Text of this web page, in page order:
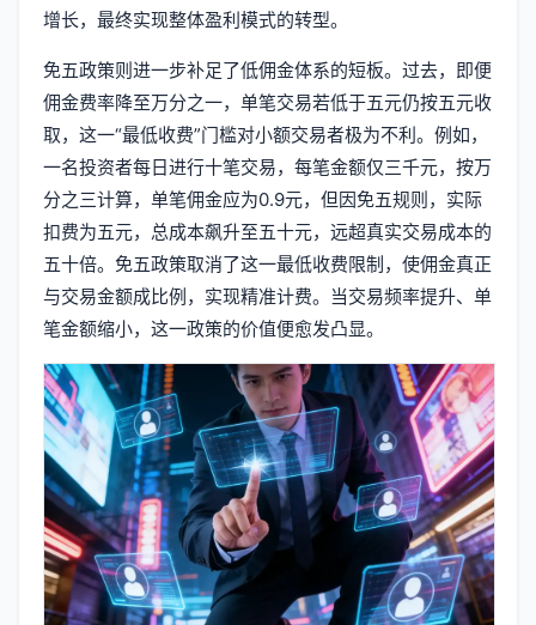
增长，最终实现整体盈利模式的转型。
免五政策则进一步补足了低佣金体系的短板。过去，即便
佣金费率降至万分之一，单笔交易若低于五元仍按五元收
取，这一“最低收费”门槛对小额交易者极为不利。例如，
一名投资者每日进行十笔交易，每笔金额仅三千元，按万
分之三计算，单笔佣金应为0.9元，但因免五规则，实际
扣费为五元，总成本飙升至五十元，远超真实交易成本的
五十倍。免五政策取消了这一最低收费限制，使佣金真正
与交易金额成比例，实现精准计费。当交易频率提升、单
笔金额缩小，这一政策的价值便愈发凸显。